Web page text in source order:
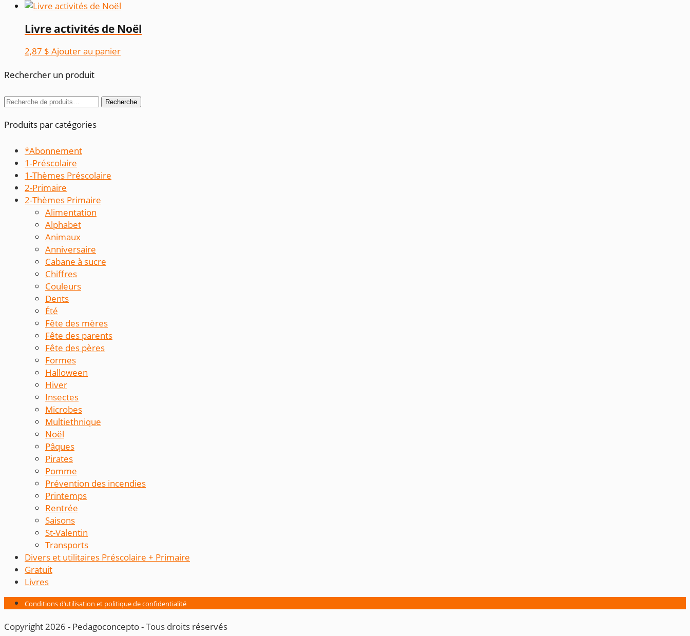
Livre activités de Noël
2,87 $ Ajouter au panier
Rechercher un produit
Recherche
Recherche
Produits par catégories
*Abonnement
1-Préscolaire
1-Thèmes Préscolaire
2-Primaire
2-Thèmes Primaire
Alimentation
Alphabet
Animaux
Anniversaire
Cabane à sucre
Chiffres
Couleurs
Dents
Été
Fête des mères
Fête des parents
Fête des pères
Formes
Halloween
Hiver
Insectes
Microbes
Multiethnique
Noël
Pâques
Pirates
Pomme
Prévention des incendies
Printemps
Rentrée
Saisons
St-Valentin
Transports
Divers et utilitaires Préscolaire + Primaire
Gratuit
Livres
Conditions d’utilisation et politique de confidentialité
Copyright 2026 - Pedagoconcepto - Tous droits réservés